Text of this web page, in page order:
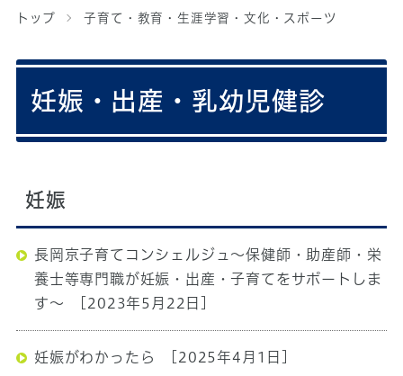
トップ 子育て・教育・生涯学習・文化・スポーツ
妊娠・出産・乳幼児健診
妊娠
長岡京子育てコンシェルジュ～保健師・助産師・栄
養士等専門職が妊娠・出産・子育てをサポートしま
す～
[2023年5月22日]
妊娠がわかったら [2025年4月1日]